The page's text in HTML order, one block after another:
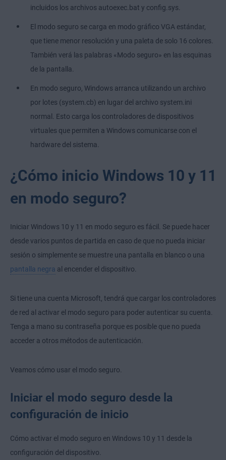
incluidos los archivos autoexec.bat y config.sys.
El modo seguro se carga en modo gráfico VGA estándar,
que tiene menor resolución y una paleta de solo 16 colores.
También verá las palabras «Modo seguro» en las esquinas
de la pantalla.
En modo seguro, Windows arranca utilizando un archivo
por lotes (system.cb) en lugar del archivo system.ini
normal. Esto carga los controladores de dispositivos
virtuales que permiten a Windows comunicarse con el
hardware del sistema.
¿Cómo inicio Windows 10 y 11
en modo seguro?
Iniciar Windows 10 y 11 en modo seguro es fácil. Se puede hacer
desde varios puntos de partida en caso de que no pueda iniciar
sesión o simplemente se muestre una pantalla en blanco o una
pantalla negra al encender el dispositivo.
Si tiene una cuenta Microsoft, tendrá que cargar los controladores
de red al activar el modo seguro para poder autenticar su cuenta.
Tenga a mano su contraseña porque es posible que no pueda
acceder a otros métodos de autenticación.
Veamos cómo usar el modo seguro.
Iniciar el modo seguro desde la
configuración de inicio
Cómo activar el modo seguro en Windows 10 y 11 desde la
configuración del dispositivo.